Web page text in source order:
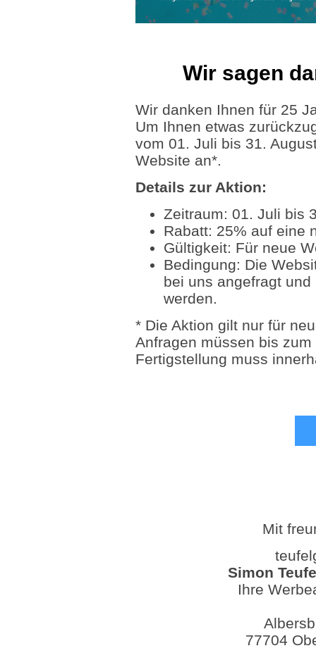
Wir sagen
Wir danken Ihnen für 25
Um Ihnen etwas
vom 01. Juli bis 31.
Website an*.
Details zur Aktion:
Zeitraum: 01. Juli bis
Rabatt: 25% auf eine
Gültigkeit: Für neue
Bedingung: Die
bei uns angefragt
werden.
* Die Aktion gilt nur für
Anfragen müssen bis
Fertigstellung muss
Mit
Simon
Ihre
77704